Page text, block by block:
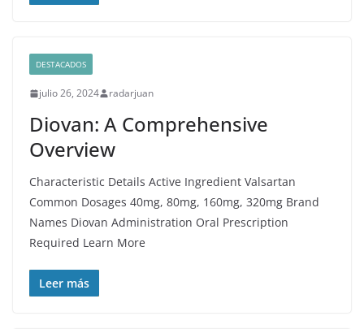
DESTACADOS
julio 26, 2024 radarjuan
Diovan: A Comprehensive
Overview
Characteristic Details Active Ingredient Valsartan
Common Dosages 40mg, 80mg, 160mg, 320mg Brand
Names Diovan Administration Oral Prescription
Required Learn More
Leer más